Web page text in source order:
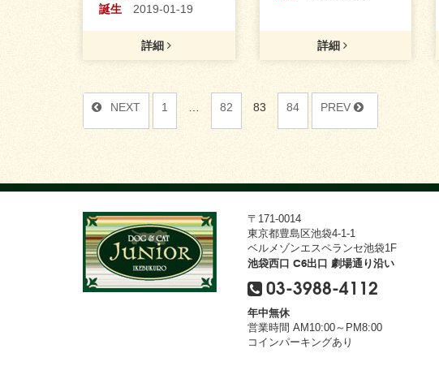
誕生 2019-01-19
詳細 詳細
NEXT 1 82 83 84 PREV
〒171-0014
東京都豊島区池袋4-1-1
ベルメゾンエスペランセ池袋1F
池袋西口 C6出口 劇場通り沿い
03-3988-4112
年中無休
営業時間 AM10:00～PM8:00
コインパーキングあり